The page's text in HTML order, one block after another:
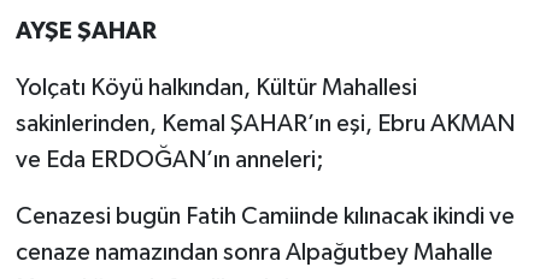
AYŞE ŞAHAR
Yolçatı Köyü halkından, Kültür Mahallesi
sakinlerinden, Kemal ŞAHAR’ın eşi, Ebru AKMAN
ve Eda ERDOĞAN’ın anneleri;
Cenazesi bugün Fatih Camiinde kılınacak ikindi ve
cenaze namazından sonra Alpağutbey Mahalle